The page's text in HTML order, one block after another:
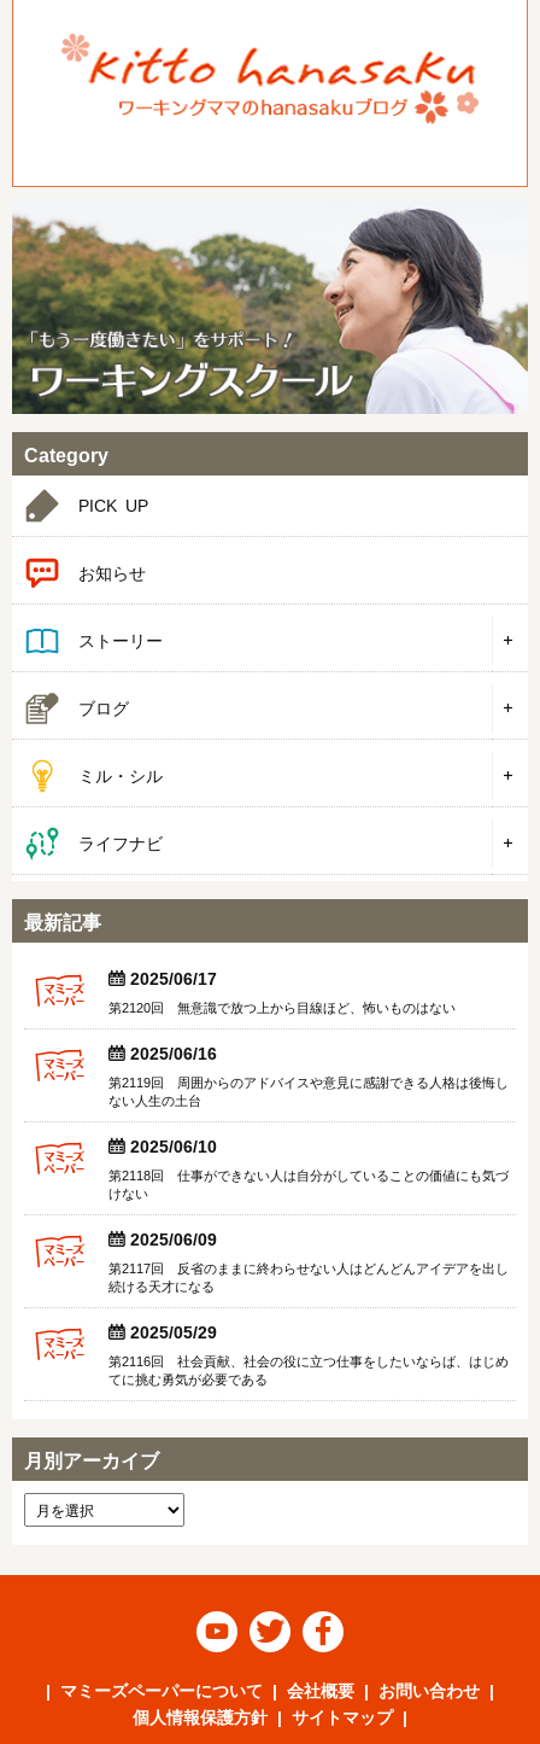
Category
PICK UP
お知らせ
ストーリー
ブログ
ミル・シル
ライフナビ
最新記事
  2025/06/17
第2120回 無意識で放つ上から目線ほど、怖いものはない
  2025/06/16
第2119回 周囲からのアドバイスや意見に感謝できる人格は後悔し
ない人生の土台
  2025/06/10
第2118回 仕事ができない人は自分がしていることの価値にも気づ
けない
  2025/06/09
第2117回 反省のままに終わらせない人はどんどんアイデアを出し
続ける天才になる
  2025/05/29
第2116回 社会貢献、社会の役に立つ仕事をしたいならば、はじめ
てに挑む勇気が必要である
月別アーカイブ
  
マミーズペーパーについて 会社概要
お問い合わせ
個人情報保護方針
サイトマップ